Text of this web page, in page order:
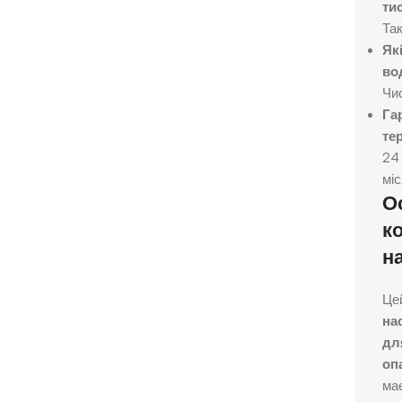
Так
24